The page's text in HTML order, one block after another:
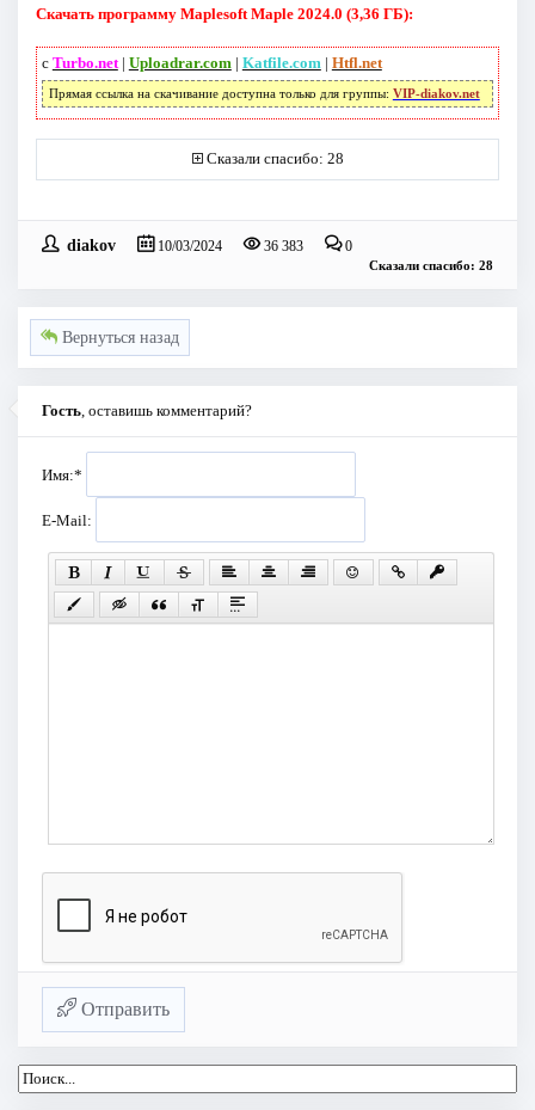
Скачать программу Maplesoft Maple 2024.0 (3,36 ГБ):
с Turbo.net| Uploadrar.com | Katfile.com | Htfl.net
Прямая ссылка на скачивание доступна только для группы: VIP-diakov.net
Сказали спасибо: 28
diakov 10/03/2024 36 383 0
Сказали спасибо: 28
Вернуться назад
Гость , оставишь комментарий?
Имя:*
E-Mail:
Отправить